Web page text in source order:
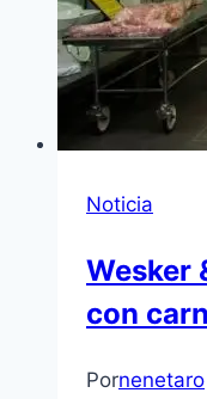
Noticia
Wesker
con
Pornenetaro